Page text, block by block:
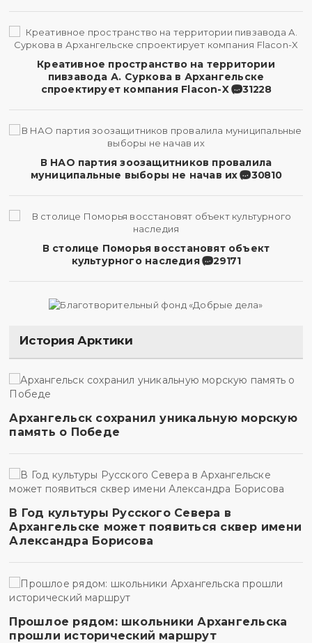
Креативное пространство на территории
пивзавода А. Суркова в Архангельске
спроектирует компания Flacon-X
31228
В НАО партия зоозащитников провалила
муниципальные выборы не начав их
30810
В столице Поморья восстановят объект
культурного наследия
29171
История Арктики
Архангельск сохранил уникальную морскую
память о Победе
В Год культуры Русского Севера в
Архангельске может появиться сквер имени
Александра Борисова
Прошлое рядом: школьники Архангельска
прошли исторический маршрут